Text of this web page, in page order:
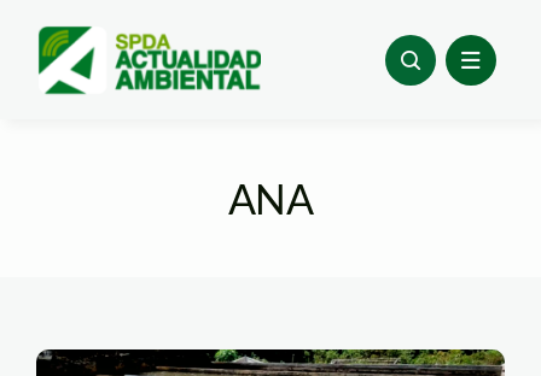
content
ANA